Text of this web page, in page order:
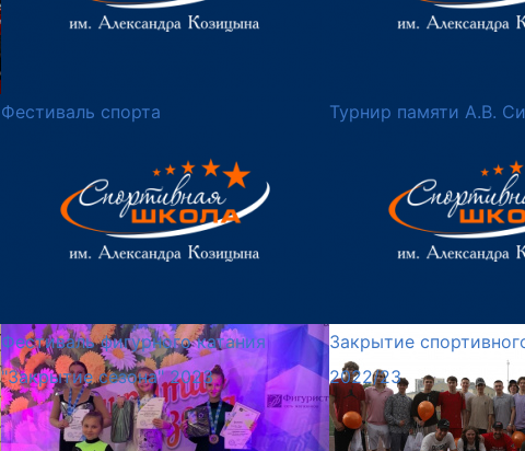
Фестиваль спорта Турнир памяти А.В.
Фестиваль фигурного катания
"Закрытие сезона" 2023
Закрытие
2022/23